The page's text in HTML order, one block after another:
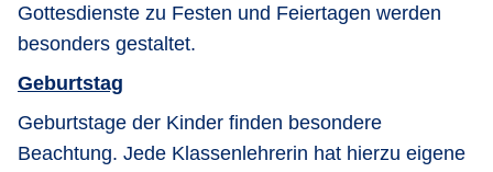
Gottesdienste zu Festen und Feiertagen werden
besonders gestaltet.
Geburtstag
Geburtstage der Kinder finden besondere
Beachtung. Jede Klassenlehrerin hat hierzu eigene